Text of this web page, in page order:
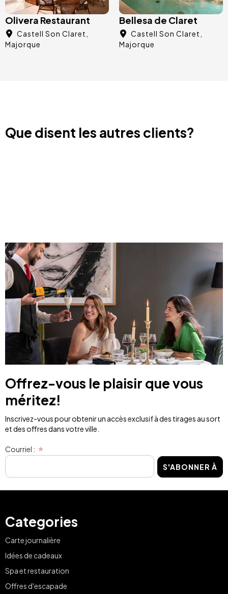
Olivera Restaurant
Castell Son Claret
Majorque
Bellesa de Claret
Castell Son Claret
Majorque
Que disent les autres clients?
Offrez-vous le plaisir que vous
méritez!
Inscrivez-vous pour obtenir un accès exclusif à des tirages au sort
et des offres dans votre ville.
Courriel :
S'ABONNER À
Categories
Carte journalière
Idées de cadeaux
Spa et restauration
Offres d'escapade